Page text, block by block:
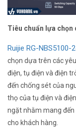
Tiêu chuẩn lựa chọn
Ruijie RG-NBS5100-
chọn dựa trên các
điện, tụ điện và điện
đến chống sét của
thọ của tụ điện và
ngặt nhằm mang
cho khách hàng.